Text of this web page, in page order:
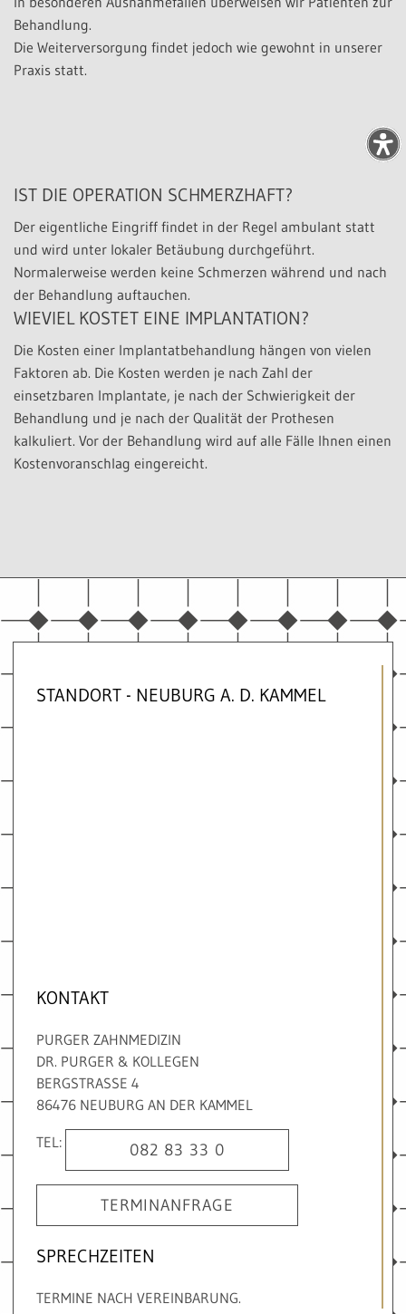
Behandlung.
Die Weiterversorgung findet jedoch wie gewohnt in unserer
Praxis statt.
IST DIE OPERATION SCHMERZHAFT?
Der eigentliche Eingriff findet in der Regel ambulant statt
und wird unter lokaler Betäubung durchgeführt.
Normalerweise werden keine Schmerzen während und nach
der Behandlung auftauchen.
WIEVIEL KOSTET EINE IMPLANTATION?
Die Kosten einer Implantatbehandlung hängen von vielen
Faktoren ab. Die Kosten werden je nach Zahl der
einsetzbaren Implantate, je nach der Schwierigkeit der
Behandlung und je nach der Qualität der Prothesen
kalkuliert. Vor der Behandlung wird auf alle Fälle Ihnen einen
Kostenvoranschlag eingereicht.
STANDORT - NEUBURG A. D. KAMMEL
KONTAKT
PURGER ZAHNMEDIZIN
DR. PURGER & KOLLEGEN
BERGSTRASSE 4
86476 NEUBURG AN DER KAMMEL
TEL: 082 83 33 0
TERMINANFRAGE
SPRECHZEITEN
TERMINE NACH VEREINBARUNG.